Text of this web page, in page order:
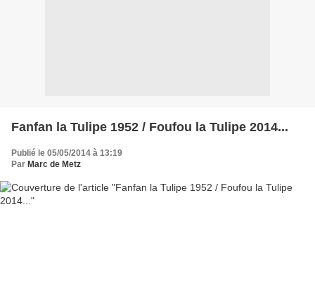
Fanfan la Tulipe 1952 / Foufou la Tulipe 2014...
Publié le 05/05/2014 à 13:19
Par Marc de Metz